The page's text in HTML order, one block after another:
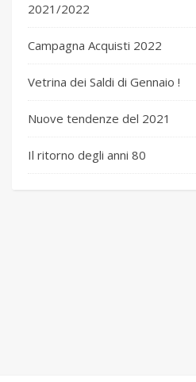
GHIACCIO 3
2021/2022
Campagna Acquisti 2022
Vetrina dei Saldi di Gennaio !
Nuove tendenze del 2021
Il ritorno degli anni 80